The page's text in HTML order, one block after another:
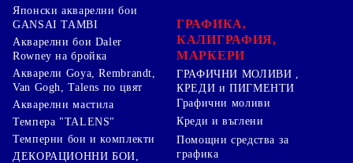
Японски акварелни бои
GANSAI TAMBI
Акварелни бои Daler
Rowney на бройка
Акварели Goya, Rembrandt,
Van Gogh, Talens по цвят
Акварелни мастила
Темпера "TALENS"
Темперни бои и комплекти
ДЕКОРАЦИОННИ БОИ,
ГРАФИКА,
КАЛИГРАФИЯ,
МАРКЕРИ
ГРАФИЧНИ МОЛИВИ ,
КРЕДИ и ПИГМЕНТИ
Графични моливи
Креди и въглени
Помощни средства за
графика